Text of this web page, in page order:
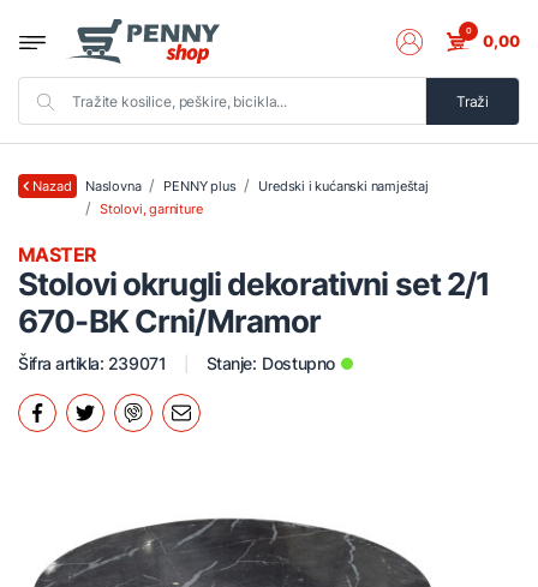
Traži
0 0,00
Nazad Naslovna PENNY plus
Uredski i kućanski namještaj
Stolovi, garniture
Stolovi okrugli dekorativni set 2/1
670-BK Crni/Mramor
MASTER
Šifra artikla: 239071 Stanje: Dostupno